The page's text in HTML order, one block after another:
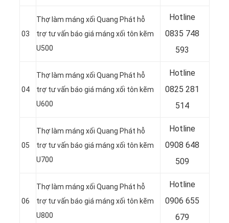
03
Thợ làm máng xối Quang Phát hỗ
trợ tư vấn báo giá máng xối tôn kẽm
U500
Hotline
0835 748
593
04
Thợ làm máng xối Quang Phát hỗ
trợ tư vấn báo giá máng xối tôn kẽm
U600
Hotline
0825 281
514
05
Thợ làm máng xối Quang Phát hỗ
trợ tư vấn báo giá máng xối tôn kẽm
U700
Hotline
0908 648
509
06
Thợ làm máng xối Quang Phát hỗ
trợ tư vấn báo giá máng xối tôn kẽm
U800
Hotline
0906 655
679